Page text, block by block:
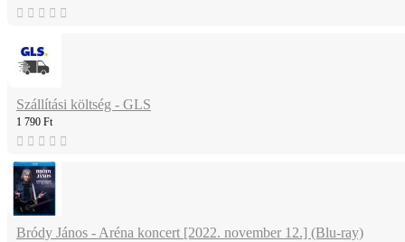
Szállítási költség - GLS
1 790 Ft
Bródy János - Aréna koncert [2022. november 12.] (Blu-ray)